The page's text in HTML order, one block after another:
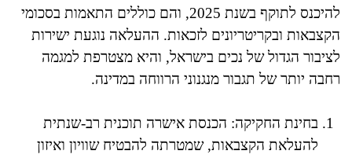
להיכנס לתוקף בשנת 2025, והם כוללים התאמות בסכומי
הקצבאות ובקריטריונים לזכאות. ההעלאה נוגעת ישירות
לציבור הגדול של נכים בישראל, והיא מצטרפת למגמה
רחבה יותר של תגבור מנגנוני הרווחה במדינה.
בחינת החקיקה: הכנסת אישרה תוכנית רב-שנתית
להעלאת הקצבאות, שמטרתה להבטיח שוויון ואיזון